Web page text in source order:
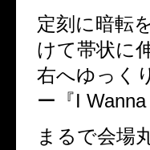
定刻に暗転
けて帯状に
右へゆっく
ー『I
まるで会場